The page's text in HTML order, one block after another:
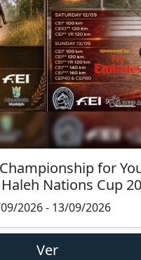
for
Nations Cup
2026 - 13/09/2026
Ver